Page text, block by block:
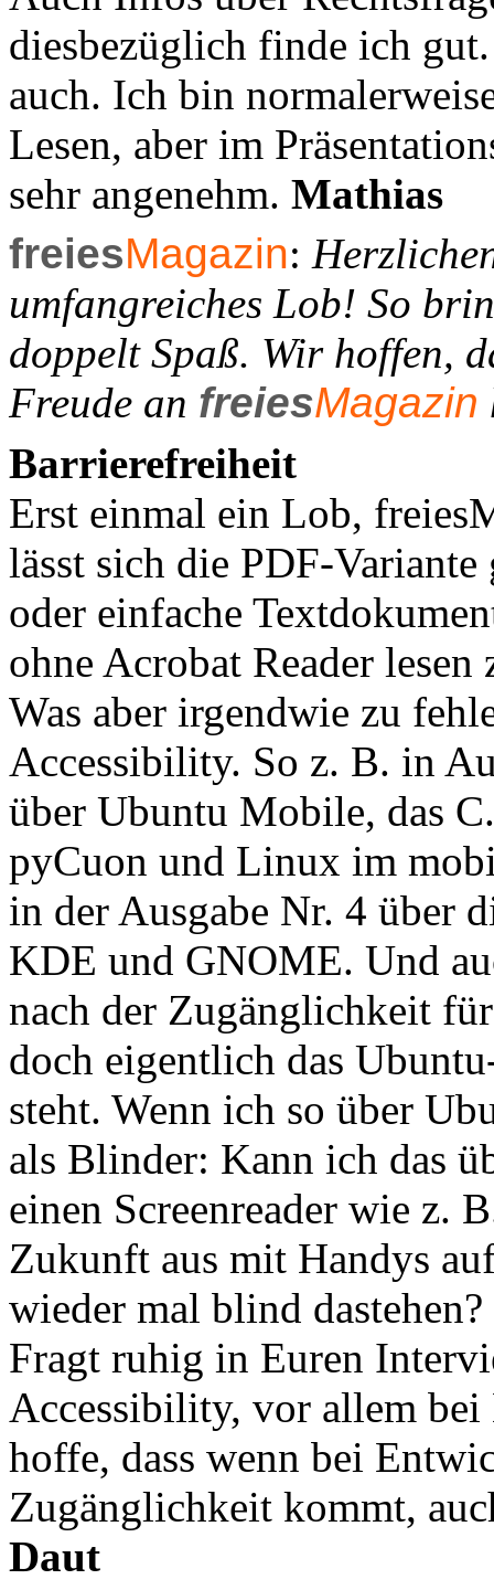
diesbezüglich finde ich
auch. Ich bin
Lesen, aber im
sehr angenehm. Mathias
freiesMagazin:
umfangreiches Lob! So
doppelt Spaß. Wir hoffen,
Freude an freiesMagazin
Barrierefreiheit
Erst einmal ein Lob,
lässt sich die PDF-
oder einfache
ohne Acrobat Reader lesen
Was aber irgendwie zu
Accessibility. So z. B. in
über Ubuntu Mobile, das
pyCuon und Linux im
in der Ausgabe Nr. 4 über
KDE und GNOME. Und
nach der Zugänglichkeit
doch eigentlich das
steht. Wenn ich so über
als Blinder: Kann ich das
einen Screenreader wie z.
Zukunft aus mit Handys
wieder mal blind
Fragt ruhig in Euren
Accessibility, vor allem
hoffe, dass wenn bei
Zugänglichkeit kommt,
Daut